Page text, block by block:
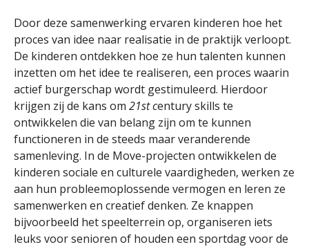
Door deze samenwerking ervaren kinderen hoe het
proces van idee naar realisatie in de praktijk verloopt.
De kinderen ontdekken hoe ze hun talenten kunnen
inzetten om het idee te realiseren, een proces waarin
actief burgerschap wordt gestimuleerd. Hierdoor
krijgen zij de kans om 21st century skills te
ontwikkelen die van belang zijn om te kunnen
functioneren in de steeds maar veranderende
samenleving. In de Move-projecten ontwikkelen de
kinderen sociale en culturele vaardigheden, werken ze
aan hun probleemoplossende vermogen en leren ze
samenwerken en creatief denken. Ze knappen
bijvoorbeeld het speelterrein op, organiseren iets
leuks voor senioren of houden een sportdag voor de